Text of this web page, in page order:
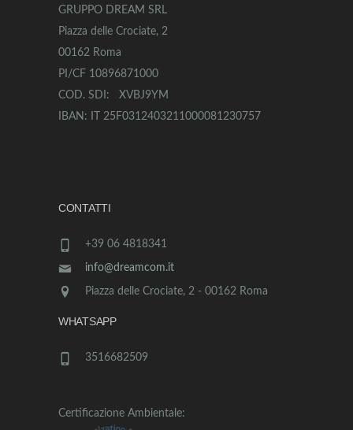
GRUPPO DREAM SRL
Piazza delle Crociate, 2
00162 Roma
PI/CF 10896871000
COD. SDI: XVBJ9YM
IBAN: IT 25F0312403211000081230757
CONTATTI
+39 06 4818341
info@dreamcom.it
Piazza delle Crociate, 2 - 00162 Roma
WHATSAPP
3516682509
Certificazione Ambientale: